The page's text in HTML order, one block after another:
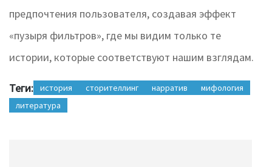
предпочтения пользователя, создавая эффект
«пузыря фильтров», где мы видим только те
истории, которые соответствуют нашим взглядам.
Теги: история сторителлинг нарратив
мифология
литература